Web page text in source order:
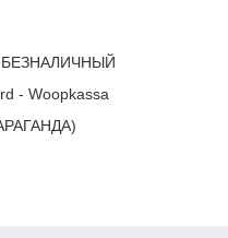
БЕЗНАЛИЧНЫЙ
- Woopkassa